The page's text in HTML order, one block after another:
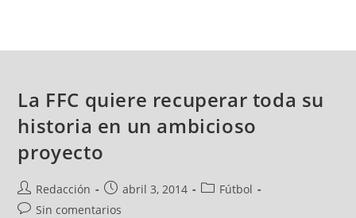
La FFC quiere recuperar toda su
historia en un ambicioso
proyecto
Redacción abril 3, 2014
Fútbol
Sin comentarios